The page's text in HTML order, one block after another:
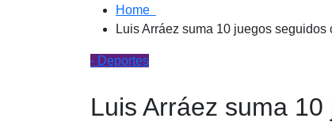
Home
Luis Arráez suma 10 juegos seguidos
- Deportes
Luis Arráez suma